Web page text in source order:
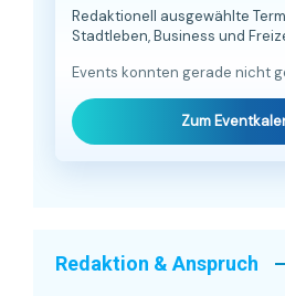
Redaktionell ausgewählte
Stadtleben, Business und
Events konnten gerade nicht
Zum
Redaktion & Anspruch